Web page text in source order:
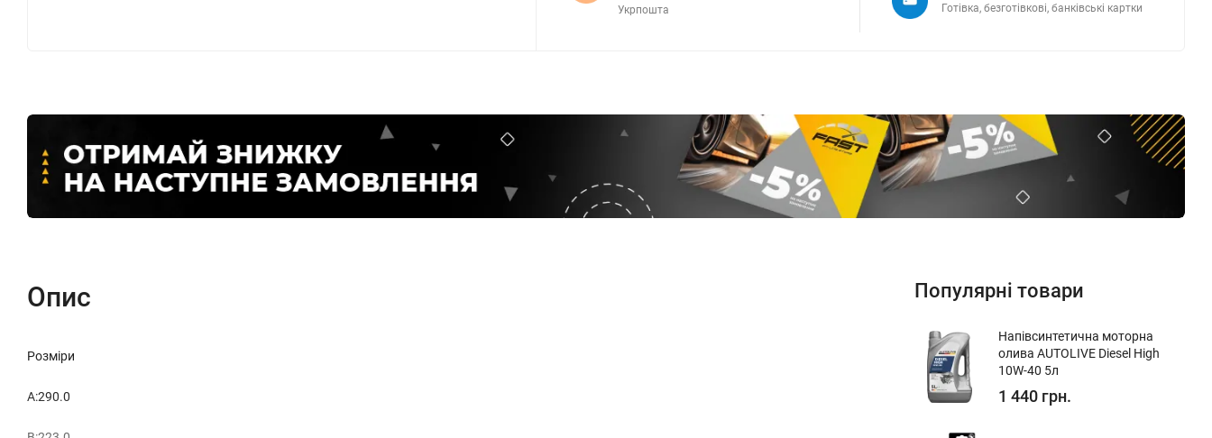
Укрпошта
Готівка, безготівкові, банківські картки
Опис
Розміри
A:290.0
Популярні товари
Напівсинтетична моторна
олива AUTOLIVE Diesel High
10W-40 5л
1 440 грн.